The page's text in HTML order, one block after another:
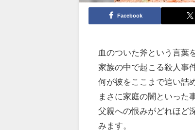
Facebook
血のついた斧という言葉
家族の中で起こる殺人事
何が彼をここまで追い詰
まさに家庭の闇といった
父親への恨みがどれほど
みます。